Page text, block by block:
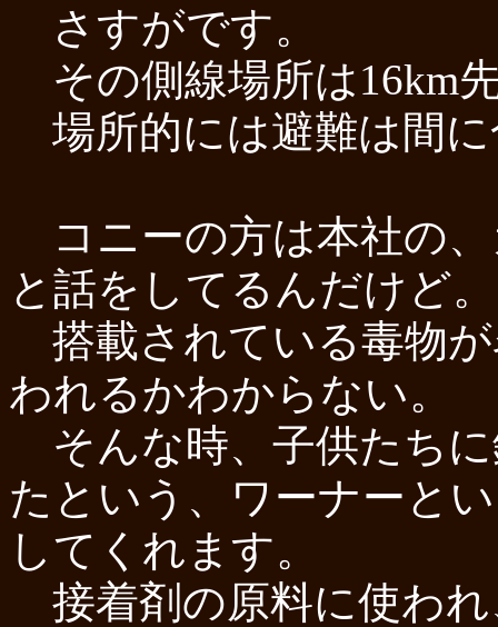
さすがです。
その側線場所は16km
場所的には避難は間
コニーの方は本社の
と話をしてるんだけど。
搭載されている毒物
われるかわからない。
そんな時、子供たち
たという、ワーナーと
してくれます。
接着剤の原料に使わ